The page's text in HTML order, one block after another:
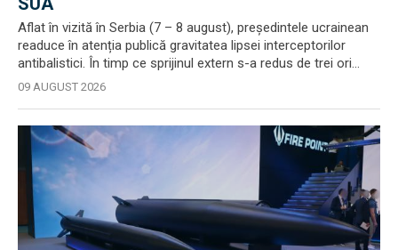
Aflat în vizită în Serbia (7 – 8 august), președintele ucrainean
readuce în atenția publică gravitatea lipsei interceptorilor
antibalistici. În timp ce sprijinul extern s-a redus de trei ori...
09 AUGUST 2026